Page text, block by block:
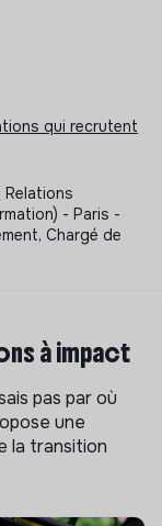
qui recrutent
- Paris -
Chargé de
à impact
pas par où
une
la transition